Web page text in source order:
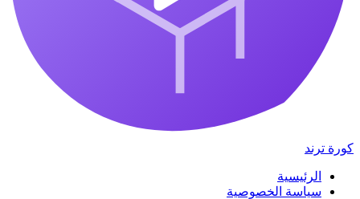
كورة ترند
الرئيسية
سياسة الخصوصية